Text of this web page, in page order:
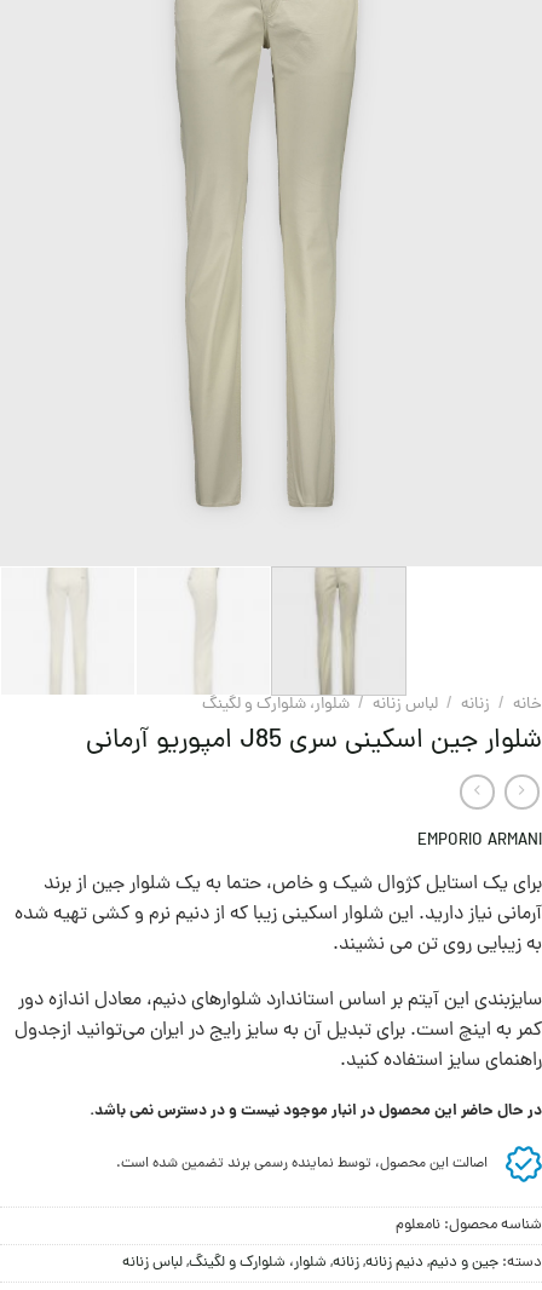
خانه / زنانه / لباس زنانه / شلوار، شلوارک و لگینگ
شلوار جین اسکینی سری J85 امپوریو آرمانی
EMPORIO ARMANI
برای یک استایل کژوال شیک و خاص، حتما به یک شلوار جین از برند
آرمانی نیاز دارید. این شلوار اسکینی زیبا که از دنیم نرم و کشی تهیه شده
به زیبایی روی تن می نشيند.
سايزبندی اين آيتم بر اساس استاندارد شلوارهای دنيم، معادل اندازه دور
کمر به اينچ است. برای تبديل آن به سايز رايج در ايران می‌توانيد ازجدول
راهنمای سايز استفاده کنيد.
در حال حاضر این محصول در انبار موجود نیست و در دسترس نمی باشد.
اصالت این محصول، توسط نماینده رسمی برند تضمین شده است.
شناسه محصول: نامعلوم
دسته: جين و دنيم, دنیم زنانه,زنانه, شلوار، شلوارک و لگینگ,لباس زنانه